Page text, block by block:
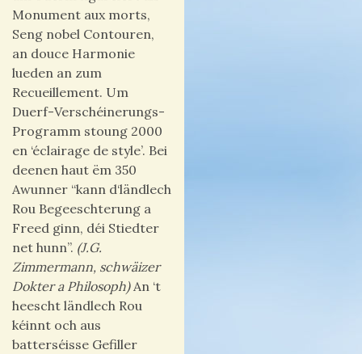
Monument aux morts,
Seng nobel Contouren,
an douce Harmonie
lueden an zum
Recueillement. Um
Duerf-Verschéinerungs-
Programm stoung 2000
en ‘éclairage de style’. Bei
deenen haut ëm 350
Awunner “kann d‘ländlech
Rou Begeeschterung a
Freed ginn, déi Stiedter
net hunn”. (J.G.
Zimmermann, schwäizer
Dokter a Philosoph)An ‘t
heescht ländlech Rou
kéinnt och aus
batterséisse Gefiller